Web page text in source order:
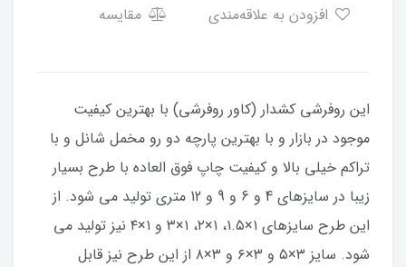
مقایسه
​​​​این روفرشی کشدار (کاور روفرشی) با بهترین کیفیت
موجود در بازار و با بهترین پارچه دو رو مخمل شانل و با
تراکم خیلی بالا و کیفیت چاپ فوق العاده با طرح بسیار
زیبا در سایزهای 4 و 6 و 9 و 12 متری تولید می شود. از
این طرح سایزهای ۱×۱.۵، ۱×۲، ۱×۳ و ۱×۴ نیز تولید می
شود. سایز ۳×۵ و ۳×۶ و ۳×۸ از این طرح نیز قابل